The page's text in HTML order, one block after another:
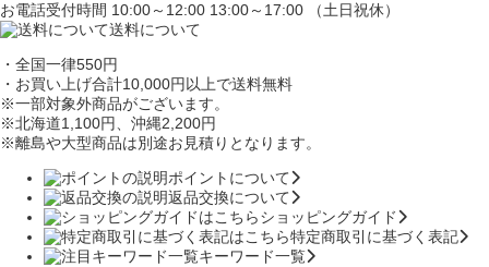
お電話受付時間 10:00～12:00 13:00～17:00 （土日祝休）
送料について
・全国一律550円
・お買い上げ合計10,000円 以上で送料無料
※一部対象外商品がございます。
※北海道1,100円、沖縄2,200円
※離島や大型商品は別途お見積りとなります。
ポイントについて
返品交換について
ショッピングガイド
特定商取引に基づく表記
キーワード一覧